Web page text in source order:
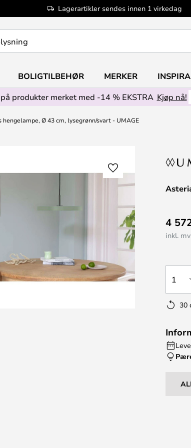
Lagerartikler sendes innen 1 virkedag
BOLIGTILBEHØR MERKER
produkter merket med -14 % EKSTRA Kjøp nå!
hengelampe, Ø 43 cm, lysegrønn/svart - UMAGE
4
inkl.
1
30